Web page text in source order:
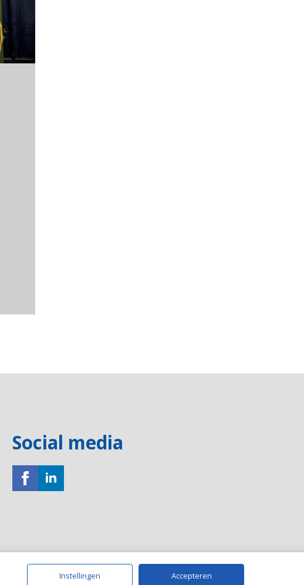
Social media
Instellingen Accepteren